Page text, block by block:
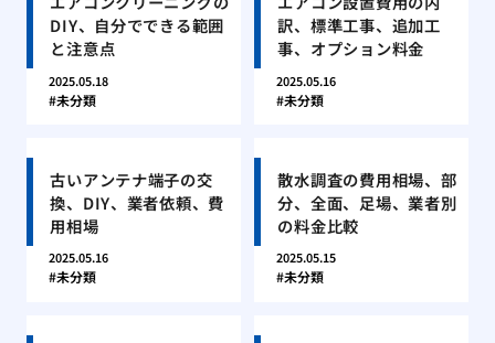
DIY、自分でできる範囲
と注意点
2025.05.18
未分類
訳、標準工事、追加工
事、オプション料金
2025.05.16
未分類
古いアンテナ端子の交
換、DIY、業者依頼、費
用相場
2025.05.16
未分類
散水調査の費用相場、部
分、全面、足場、業者別
の料金比較
2025.05.15
未分類